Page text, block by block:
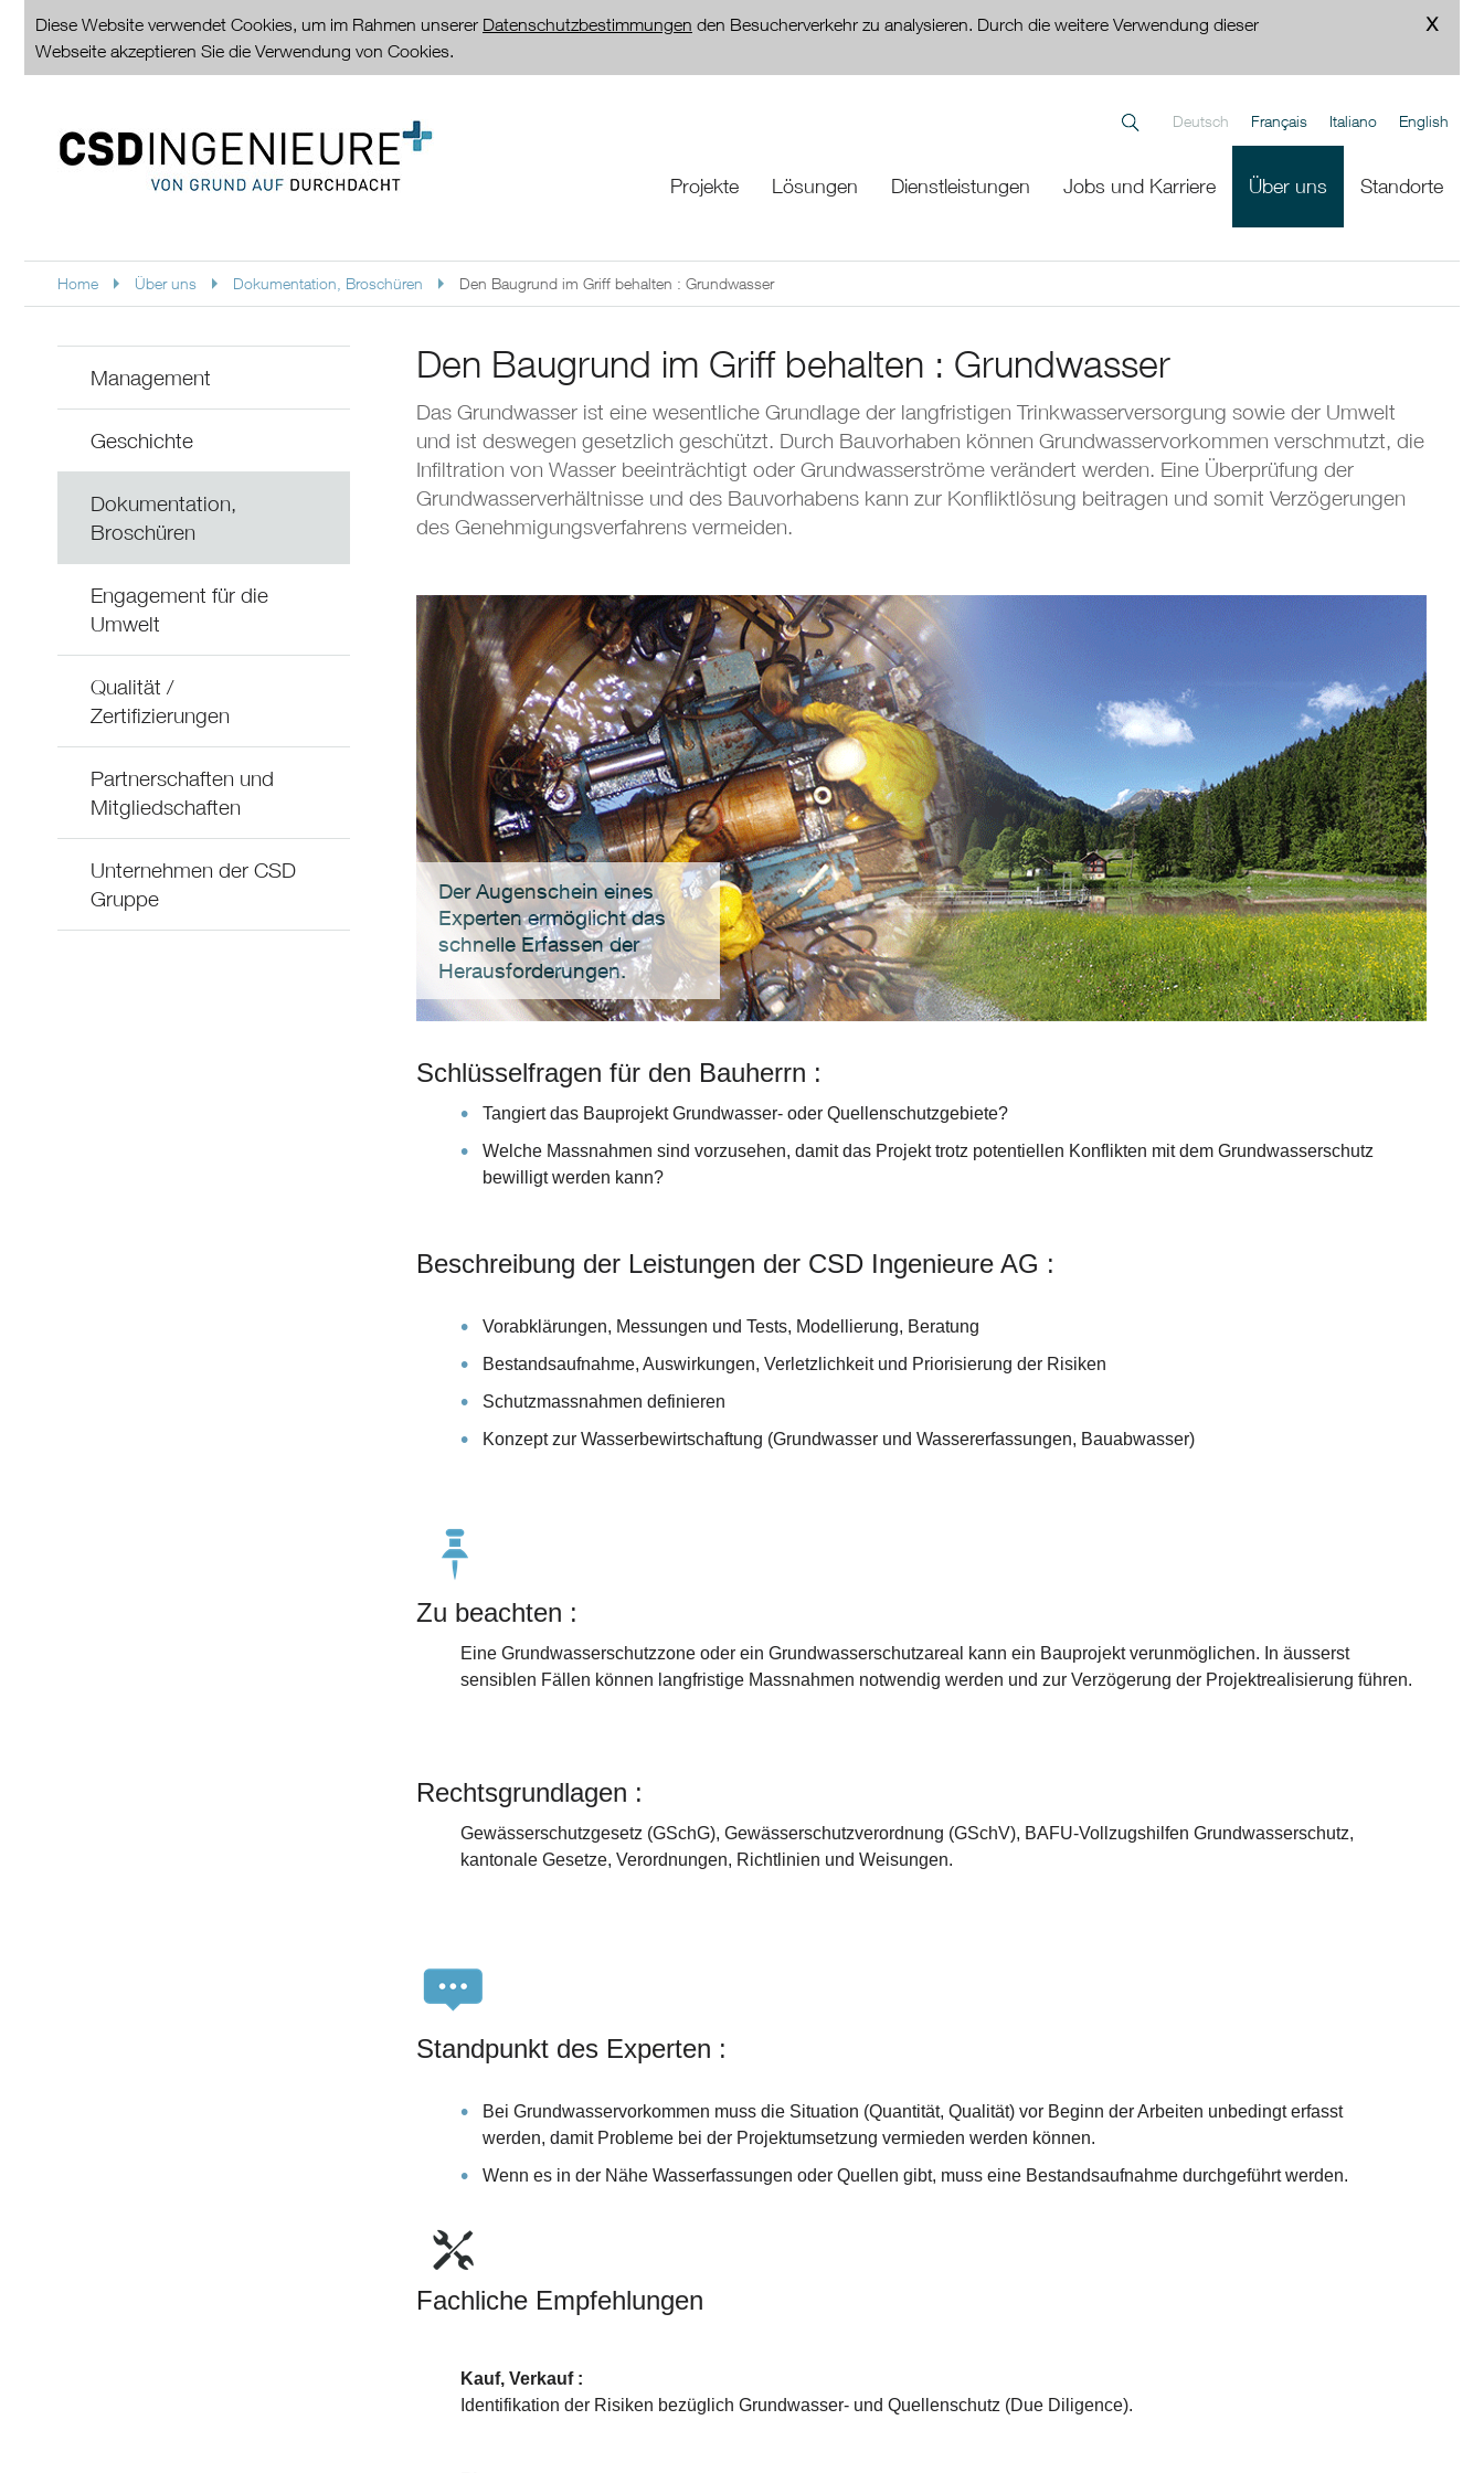
Diese Website verwendet Cookies, um im Rahmen unserer Datenschutzbestimmungen den Besucherverkehr zu analysieren. Durch die weitere Verwendung dieser
Webseite akzeptieren Sie die Verwendung von Cookies.
Deutsch Français Italiano English
Projekte Lösungen Dienstleistungen Jobs und Karriere Über uns Standorte
Home Über uns Dokumentation, Broschüren Den Baugrund im Griff behalten : Grundwasser
Management
Geschichte
Dokumentation,
Broschüren
Engagement für die
Umwelt
Qualität /
Zertifizierungen
Partnerschaften und
Mitgliedschaften
Unternehmen der CSD
Gruppe
Den Baugrund im Griff behalten : Grundwasser
Das Grundwasser ist eine wesentliche Grundlage der langfristigen Trinkwasserversorgung sowie der Umwelt
und ist deswegen gesetzlich geschützt. Durch Bauvorhaben können Grundwasservorkommen verschmutzt, die
Infiltration von Wasser beeinträchtigt oder Grundwasserströme verändert werden. Eine Überprüfung der
Grundwasserverhältnisse und des Bauvorhabens kann zur Konfliktlösung beitragen und somit Verzögerungen
des Genehmigungsverfahrens vermeiden.
Der Augenschein eines
Experten ermöglicht das
schnelle Erfassen der
Herausforderungen.
Schlüsselfragen für den Bauherrn :
Tangiert das Bauprojekt Grundwasser- oder Quellenschutzgebiete?
Welche Massnahmen sind vorzusehen, damit das Projekt trotz potentiellen Konflikten mit dem Grundwasserschutz
bewilligt werden kann?
Beschreibung der Leistungen der CSD Ingenieure AG :
Vorabklärungen, Messungen und Tests, Modellierung, Beratung
Bestandsaufnahme, Auswirkungen, Verletzlichkeit und Priorisierung der Risiken
Schutzmassnahmen definieren
Konzept zur Wasserbewirtschaftung (Grundwasser und Wassererfassungen, Bauabwasser)
Zu beachten :
Eine Grundwasserschutzzone oder ein Grundwasserschutzareal kann ein Bauprojekt verunmöglichen. In äusserst
sensiblen Fällen können langfristige Massnahmen notwendig werden und zur Verzögerung der Projektrealisierung führen.
Rechtsgrundlagen :
Gewässerschutzgesetz (GSchG), Gewässerschutzverordnung (GSchV), BAFU-Vollzugshilfen Grundwasserschutz,
kantonale Gesetze, Verordnungen, Richtlinien und Weisungen.
Standpunkt des Experten :
Bei Grundwasservorkommen muss die Situation (Quantität, Qualität) vor Beginn der Arbeiten unbedingt erfasst
werden, damit Probleme bei der Projektumsetzung vermieden werden können.
Wenn es in der Nähe Wasserfassungen oder Quellen gibt, muss eine Bestandsaufnahme durchgeführt werden.
Fachliche Empfehlungen
Kauf, Verkauf :
Identifikation der Risiken bezüglich Grundwasser- und Quellenschutz (Due Diligence).